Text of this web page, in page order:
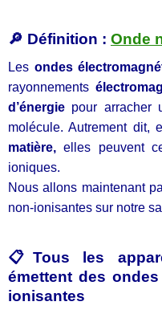
🔎 Définition : Onde
Les ondes
rayonnements
d’énergie pour arracher
molécule. Autrement dit,
matière,elles peuvent
ioniques.
Nous allons maintenant
non-ionisantes sur notre
📋Tous les
émettent des
ionisantes